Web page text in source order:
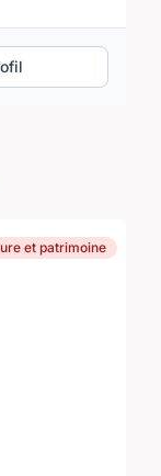
et patrimoine